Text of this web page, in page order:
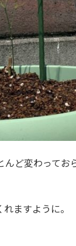
ど変わってお
ますように。